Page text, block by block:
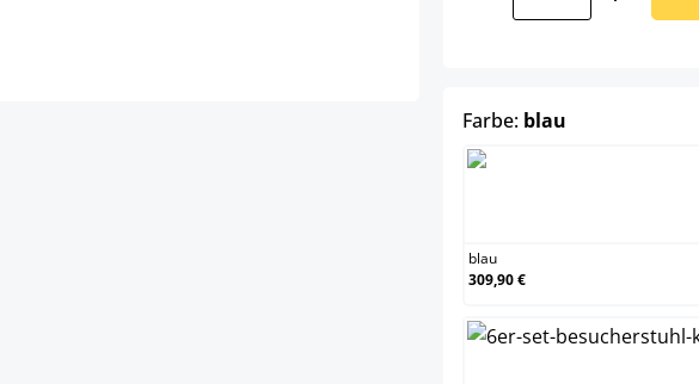
Farbe: blau
blau
309,90 €